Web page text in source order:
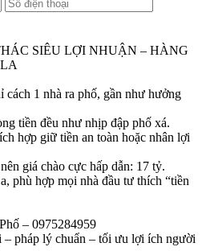
SIÊU LỢI NHUẬN – HÀNG
cách 1 nhà ra phố, gần như hưởng
tiền đều như nhịp đập phố xá.
hợp giữ tiền an toàn hoặc nhân lợi
giá chào cực hấp dẫn: 17 tỷ.
phù hợp mọi nhà đầu tư thích “tiền
– 0975284959
pháp lý chuẩn – tối ưu lợi ích người